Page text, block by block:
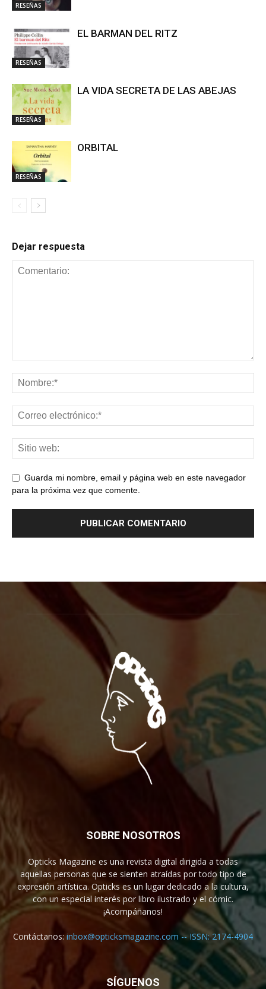
RESEÑAS
RESEÑAS
EL BARMAN DEL RITZ
RESEÑAS
LA VIDA SECRETA DE LAS ABEJAS
RESEÑAS
ORBITAL
Dejar respuesta
Guarda mi nombre, email y página web en este navegador
para la próxima vez que comente.
SOBRE NOSOTROS
Opticks Magazine es una revista digital dirigida a todas
aquellas personas que se sienten atraídas por todo tipo de
expresión artística. Opticks es un lugar dedicado a la cultura,
con un especial interés por libro ilustrado y el cómic.
¡Acompáñanos!
Contáctanos:inbox@opticksmagazine.com -- ISSN: 2174-4904
SÍGUENOS